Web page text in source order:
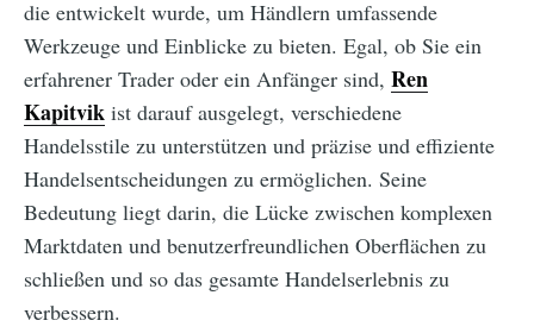
die entwickelt wurde, um Händlern umfassende
Werkzeuge und Einblicke zu bieten. Egal, ob Sie ein
erfahrener Trader oder ein Anfänger sind, Ren
Kapitvik ist darauf ausgelegt, verschiedene
Handelsstile zu unterstützen und präzise und effiziente
Handelsentscheidungen zu ermöglichen. Seine
Bedeutung liegt darin, die Lücke zwischen komplexen
Marktdaten und benutzerfreundlichen Oberflächen zu
schließen und so das gesamte Handelserlebnis zu
verbessern.